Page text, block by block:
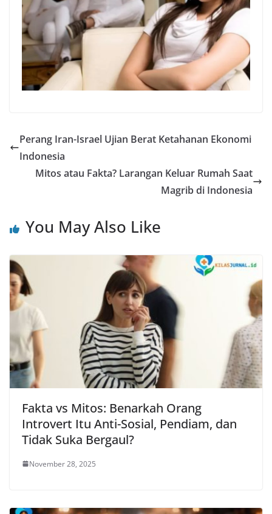
Perang Iran-Israel Ujian Berat Ketahanan Ekonomi
Indonesia
Mitos atau Fakta? Larangan Keluar Rumah Saat
Magrib di Indonesia
You May Also Like
Fakta vs Mitos: Benarkah Orang
Introvert Itu Anti-Sosial, Pendiam, dan
Tidak Suka Bergaul?
November 28, 2025